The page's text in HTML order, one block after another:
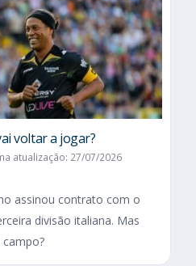
voltar a jogar?
atualização: 27/07/2026
assinou contrato com o
divisão italiana. Mas